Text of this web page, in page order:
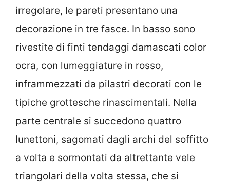
irregolare, le pareti presentano una
decorazione in tre fasce. In basso sono
rivestite di finti tendaggi damascati color
ocra, con lumeggiature in rosso,
inframmezzati da pilastri decorati con le
tipiche grottesche rinascimentali. Nella
parte centrale si succedono quattro
lunettoni, sagomati dagli archi del soffitto
a volta e sormontati da altrettante vele
triangolari della volta stessa, che si